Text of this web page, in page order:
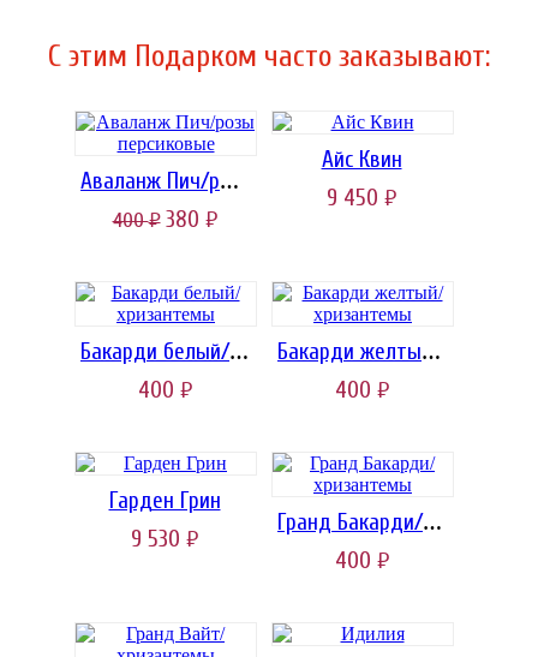
C этим Подарком часто заказывают:
Аваланж Пич/розы персиковые
400руб. 380 руб.
Айс Квин
9 450 руб.
Бакарди белый/хризантемы
400 руб.
Бакарди желтый/хризантемы
400 руб.
Гарден Грин
9 530 руб.
Гранд Бакарди/хризантемы
400 руб.